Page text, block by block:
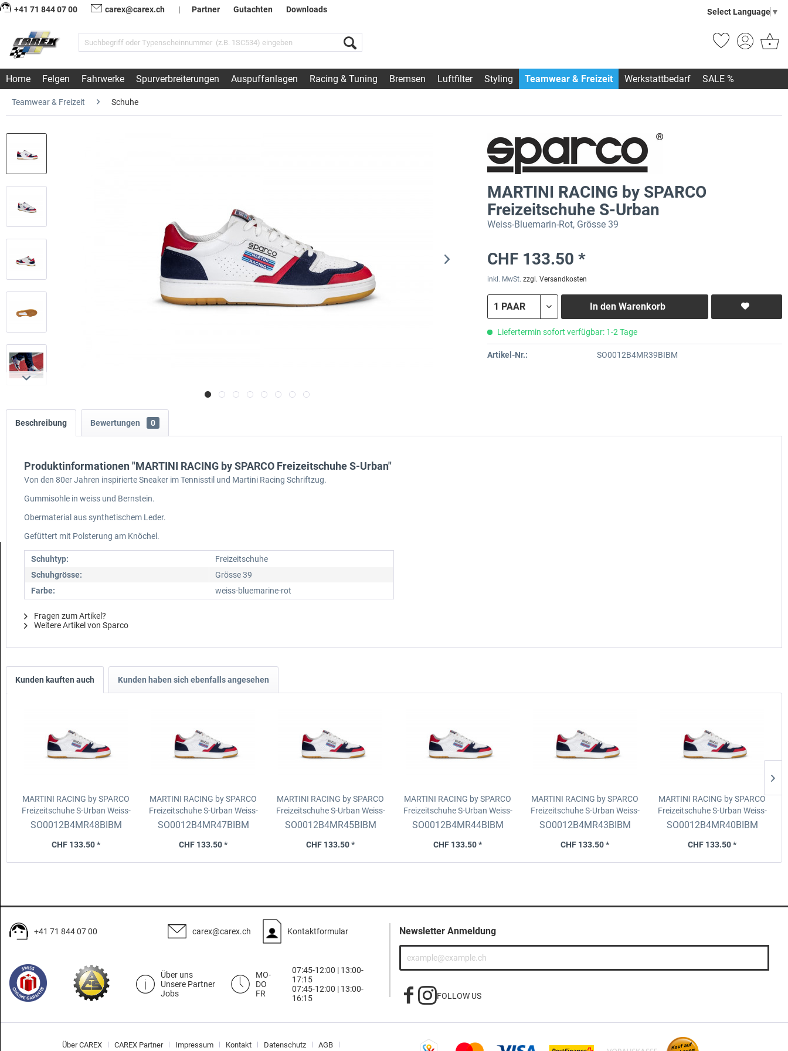
+41 71 844 07 00 carex@carex.ch | Partner Gutachten Downloads Select Language ▼
Home Felgen Fahrwerke Spurverbreiterungen Auspuffanlagen Racing & Tuning Bremsen Luftfilter Styling Teamwear & Freizeit Werkstattbedarf SALE %
Teamwear & Freizeit Schuhe
MARTINI RACING by SPARCO
Freizeitschuhe S-Urban
Weiss-Bluemarin-Rot, Grösse 39
CHF 133.50 *
inkl. MwSt. zzgl. Versandkosten
In den Warenkorb
Liefertermin sofort verfügbar: 1-2 Tage
Artikel-Nr.: SO0012B4MR39BIBM
Beschreibung Bewertungen 0
Produktinformationen "MARTINI RACING by SPARCO Freizeitschuhe S-Urban"
Von den 80er Jahren inspirierte Sneaker im Tennisstil und Martini Racing Schriftzug.
Gummisohle in weiss und Bernstein.
Obermaterial aus synthetischem Leder.
Gefüttert mit Polsterung am Knöchel.
Schuhtyp:
Freizeitschuhe
Schuhgrösse:
Grösse 39
Farbe:
weiss-bluemarine-rot
Fragen zum Artikel?
Weitere Artikel von Sparco
Kunden kauften auch Kunden haben sich ebenfalls angesehen
MARTINI RACING by SPARCO
Freizeitschuhe S-Urban Weiss-
Bluemarin-Rot, Grösse 48
SO0012B4MR48BIBM
CHF 133.50 *
MARTINI RACING by SPARCO
Freizeitschuhe S-Urban Weiss-
Bluemarin-Rot, Grösse 47
SO0012B4MR47BIBM
CHF 133.50 *
MARTINI RACING by SPARCO
Freizeitschuhe S-Urban Weiss-
Bluemarin-Rot, Grösse 45
SO0012B4MR45BIBM
CHF 133.50 *
MARTINI RACING by SPARCO
Freizeitschuhe S-Urban Weiss-
Bluemarin-Rot, Grösse 44
SO0012B4MR44BIBM
CHF 133.50 *
MARTINI RACING by SPARCO
Freizeitschuhe S-Urban Weiss-
Bluemarin-Rot, Grösse 43
SO0012B4MR43BIBM
CHF 133.50 *
MARTINI RACING by SPARCO
Freizeitschuhe S-Urban Weiss-
Bluemarin-Rot, Grösse 40
SO0012B4MR40BIBM
CHF 133.50 *
+41 71 844 07 00 carex@carex.ch Kontaktformular
Über uns
Unsere Partner
Jobs
MO-
DO
FR
07:45-12:00 | 13:00-
17:15
07:45-12:00 | 13:00-
16:15
Newsletter Anmeldung
FOLLOW US
Über CAREX CAREX Partner Impressum Kontakt Datenschutz AGB